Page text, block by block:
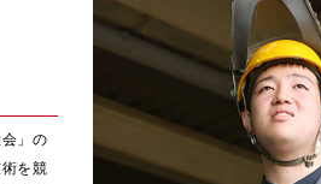
」の
を競